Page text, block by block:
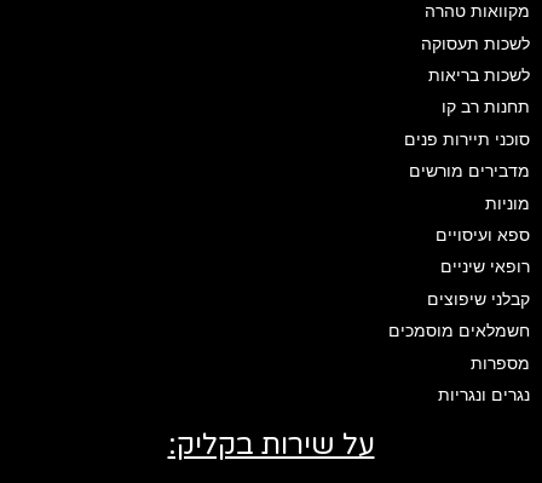
מקוואות טהרה
לשכות תעסוקה
לשכות בריאות
תחנות רב קו
סוכני תיירות פנים
מדבירים מורשים
מוניות
ספא ועיסויים
רופאי שיניים
קבלני שיפוצים
חשמלאים מוסמכים
מספרות
נגרים ונגריות
על שירות בקליק: